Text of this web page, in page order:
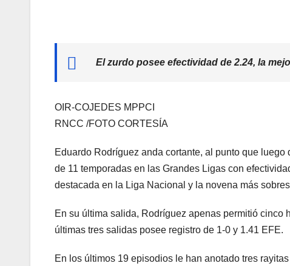
El zurdo posee efectividad de 2.24, la
OIR-COJEDES MPPCI
RNCC /FOTO CORTESÍA
Eduardo Rodríguez anda cortante, al punto que
de 11 temporadas en las Grandes Ligas con
destacada en la Liga Nacional y la novena más
En su última salida, Rodríguez apenas permitió cinco
últimas tres salidas posee registro de 1-0 y 1.41 EFE.
En los últimos 19 episodios le han anotado tres